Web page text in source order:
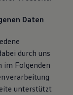
Daten
durch uns
im Folgenden
unterstützt